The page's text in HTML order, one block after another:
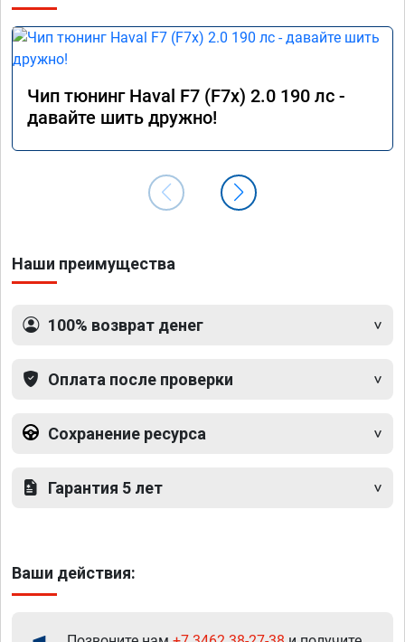
Чип тюнинг Haval F7 (F7x) 2.0 190 лс -
давайте шить дружно!
Наши преимущества
100% возврат денег
Оплата после проверки
Сохранение ресурса
Гарантия 5 лет
Ваши действия: